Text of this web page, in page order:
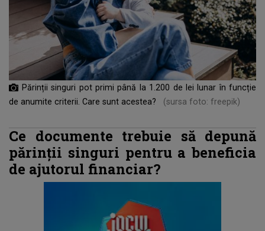
Părinții singuri pot primi până la 1.200 de lei lunar în funcție
de anumite criterii. Care sunt acestea?
(sursa foto: freepik)
Ce documente trebuie să depună
părinții singuri pentru a beneficia
de ajutorul financiar?